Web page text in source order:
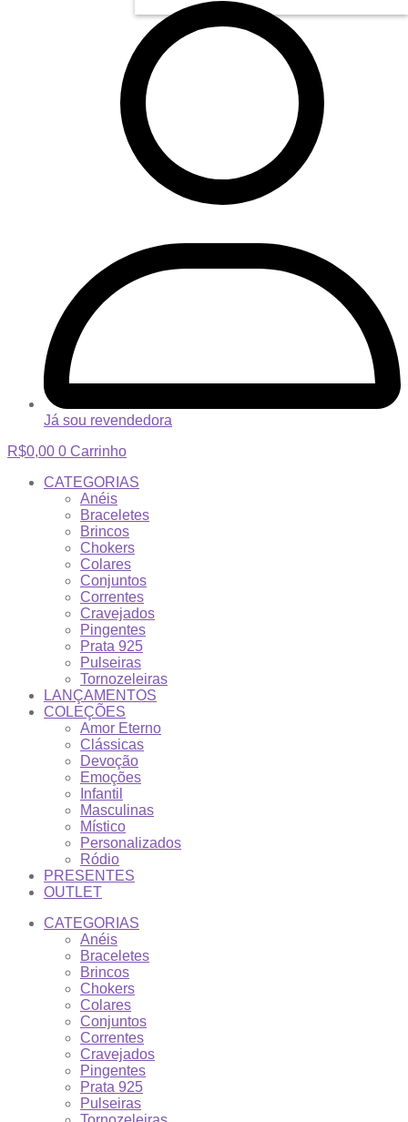
Já sou revendedora
R$0,00 0 Carrinho
CATEGORIAS
Anéis
Braceletes
Brincos
Chokers
Colares
Conjuntos
Correntes
Cravejados
Pingentes
Prata 925
Pulseiras
Tornozeleiras
LANÇAMENTOS
COLEÇÕES
Amor Eterno
Clássicas
Devoção
Emoções
Infantil
Masculinas
Místico
Personalizados
Ródio
PRESENTES
OUTLET
CATEGORIAS
Anéis
Braceletes
Brincos
Chokers
Colares
Conjuntos
Correntes
Cravejados
Pingentes
Prata 925
Pulseiras